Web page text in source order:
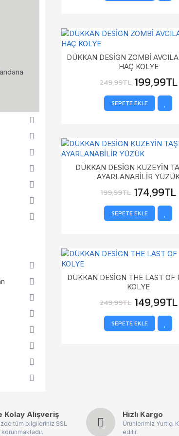
DÜKKAN DESİGN ZOMBİ
HAÇ KOLYE
199,99TL
249,99TL
SEPETE EKLE
DÜKKAN DESİGN KUZEYİN
AYARLANABİLİR
174,99TL
199,99TL
SEPETE EKLE
DÜKKAN DESİGN THE LAST OF
KOLYE
149,99TL
249,99TL
SEPETE EKLE
Kolay Alışveriş
tüm bilgileriniz SSL
Hızlı Kargo
Ürünlerimiz Yurtiçi
edilir.